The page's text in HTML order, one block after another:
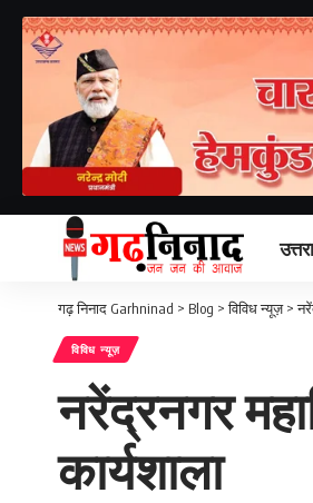
गढ़ निनाद Garhninad > Blog >विविध न्यूज़>
विविध न्यूज़
नरेंद्रनगर
कार्यशाला